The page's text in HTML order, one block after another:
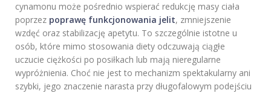
cynamonu może pośrednio wspierać redukcję masy ciała
poprzez poprawę funkcjonowania jelit, zmniejszenie
wzdęć oraz stabilizację apetytu. To szczególnie istotne u
osób, które mimo stosowania diety odczuwają ciągłe
uczucie ciężkości po posiłkach lub mają nieregularne
wypróżnienia. Choć nie jest to mechanizm spektakularny ani
szybki, jego znaczenie narasta przy długofalowym podejściu